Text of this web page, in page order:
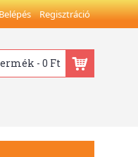
Regisztráció
- 0 Ft